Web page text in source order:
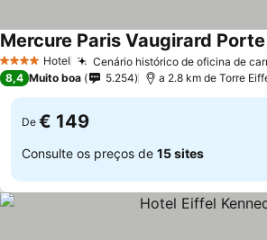
4 EstrelasHotel Cenário histórico de oficina de
8,4 Muito boa 5.254 a 2.8 km de Torre
De € 149
Consulte os preços de 15 sites